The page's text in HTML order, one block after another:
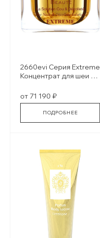
2660evi Серия Extreme
Концентрат для шеи и
от 71 190 ₽
ПОДРОБНЕЕ